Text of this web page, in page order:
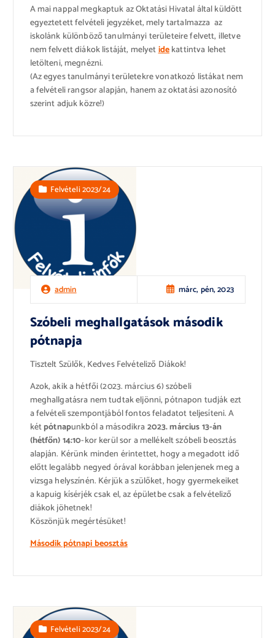
A mai nappal megkaptuk az Oktatási Hivatal által küldött
egyeztetett felvételi jegyzéket, mely tartalmazza az
iskolánk különböző tanulmányi területeire felvett, illetve
nem felvett diákok listáját, melyetidekattintva lehet
letölteni, megnézni.
(Az egyes tanulmányi területekre vonatkozó listákat nem
a felvételi rangsor alapján, hanem az oktatási azonosító
szerint adjuk közre!)
admin márc, pén, 2023
Felvételi 2023/24
Szóbeli meghallgatások második
pótnapja
Tisztelt Szülők, Kedves Felvételiző Diákok!
Azok, akik a hétfői (2023. március 6) szóbeli
meghallgatásra nem tudtak eljönni, pótnapon tudják ezt
a felvételi szempontjából fontos feladatot teljesíteni. A
kétpótnapunkból a másodikra2023. március 13-án
(hétfőn) 14:10-kor kerül sor a mellékelt szóbeli beosztás
alapján. Kérünk minden érintettet, hogy a megadott idő
előtt legalább negyed órával korábban jelenjenek meg a
vizsga helyszínén. Kérjük a szülőket, hogy gyermekeiket
a kapuig kísérjék csak el, az épületbe csak a felvételiző
diákok jöhetnek!
Köszönjük megértésüket!
Második pótnapi beosztás
Felvételi 2023/24